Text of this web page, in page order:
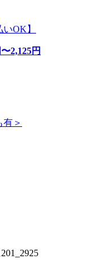
OK】
〜2,125円
＞